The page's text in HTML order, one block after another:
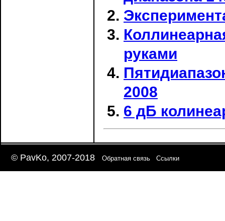
руками
2008
6 дБ
© PavKo, 2007-2018 Обратная связь Ссылки